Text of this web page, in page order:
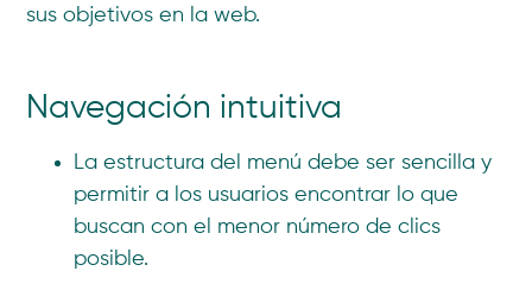
sus objetivos en la web.
Navegación intuitiva
La estructura del menú debe ser sencilla y
permitir a los usuarios encontrar lo que
buscan con el menor número de clics
posible.